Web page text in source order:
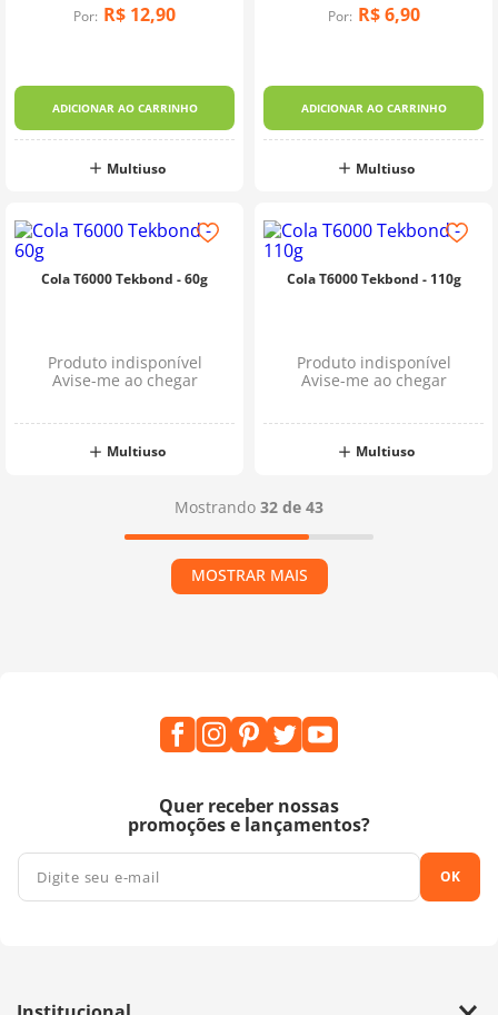
Por: R$ 12,90
ADICIONAR AO CARRINHO
Multiuso
Por: R$ 6,90
ADICIONAR AO CARRINHO
Multiuso
Cola T6000 Tekbond - 60g
Produto indisponível
Avise-me ao chegar
Multiuso
Cola T6000 Tekbond - 110g
Produto indisponível
Avise-me ao chegar
Multiuso
Mostrando 32 de 43
MOSTRAR MAIS
Quer receber nossas
promoções e lançamentos?
OK